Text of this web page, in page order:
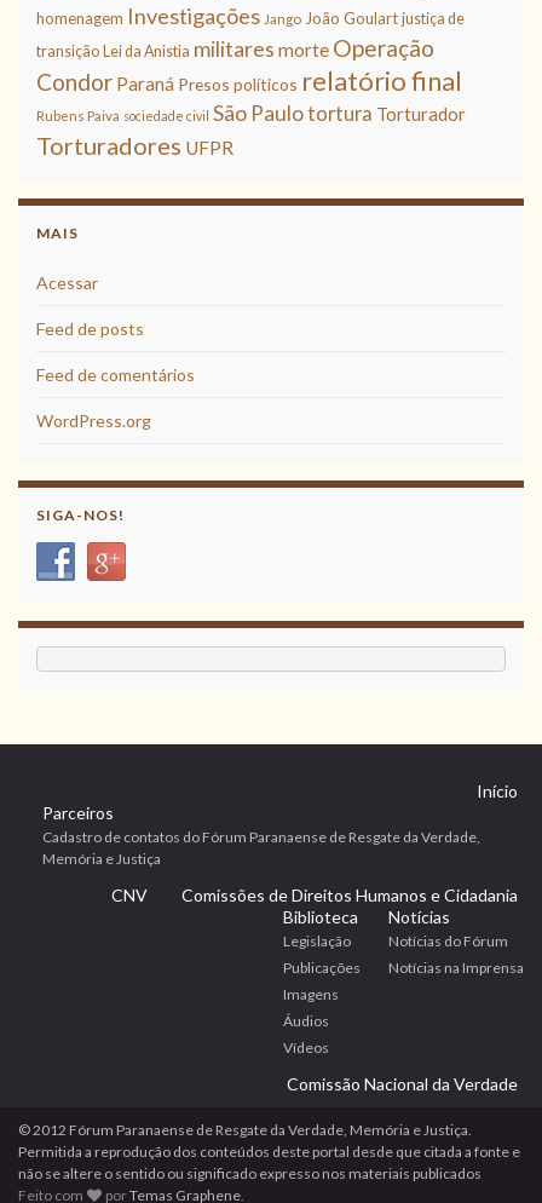
homenagem Investigações Jango João Goulart justiça de
transição Lei da Anistia militares morte Operação
Condor Paraná Presos políticos relatório final
Rubens Paiva sociedade civil São Paulotortura Torturador
Torturadores UFPR
MAIS
Acessar
Feed de posts
Feed de comentários
WordPress.org
SIGA-NOS!
Início
Parceiros
Cadastro de contatos do Fórum Paranaense de Resgate da Verdade,
Memória e Justiça
CNV
Comissões de Direitos Humanos e Cidadania
Biblioteca
Legislação
Publicações
Imagens
Áudios
Vídeos
Notícias
Notícias do Fórum
Notícias na Imprensa
Comissão Nacional da Verdade
© 2012 Fórum Paranaense de Resgate da Verdade, Memória e Justiça.
Permitida a reprodução dos conteúdos deste portal desde que citada a fonte e
não se altere o sentido ou significado expresso nos materiais publicados
Feito com
porTemas Graphene.